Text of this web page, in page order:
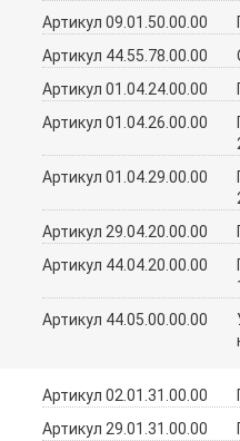
Артикул 09.01.50.00.00
Артикул 44.55.78.00.00
Артикул 01.04.24.00.00
Артикул 01.04.26.00.00
Артикул 01.04.29.00.00
Артикул 29.04.20.00.00
Артикул 44.04.20.00.00
Артикул 44.05.00.00.00
Артикул 02.01.31.00.00
Артикул 29.01.31.00.00